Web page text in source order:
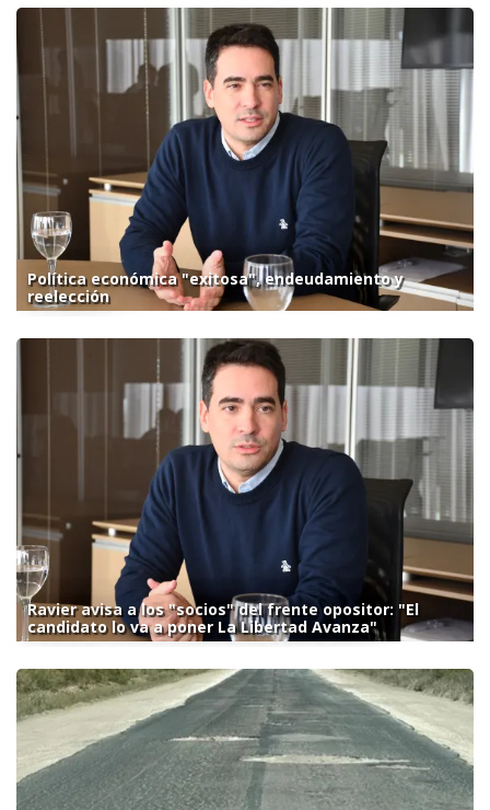
Política económica "exitosa", endeudamiento y
reelección
Ravier avisa a los "socios" del frente opositor: "El
candidato lo va a poner La Libertad Avanza"